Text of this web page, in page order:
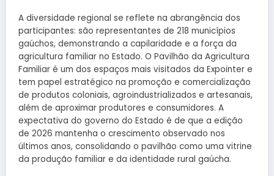
A diversidade regional se reflete na abrangência dos
participantes: são representantes de 218 municípios
gaúchos, demonstrando a capilaridade e a força da
agricultura familiar no Estado. O Pavilhão da Agricultura
Familiar é um dos espaços mais visitados da Expointer e
tem papel estratégico na promoção e comercialização
de produtos coloniais, agroindustrializados e artesanais,
além de aproximar produtores e consumidores. A
expectativa do governo do Estado é de que a edição
de 2026 mantenha o crescimento observado nos
últimos anos, consolidando o pavilhão como uma vitrine
da produção familiar e da identidade rural gaúcha.